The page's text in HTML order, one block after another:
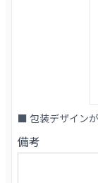
■ 包装デザイン
備考